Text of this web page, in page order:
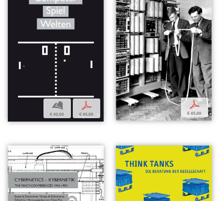
b
€ 40,00
p
€ 45,00
p
€ 45,00